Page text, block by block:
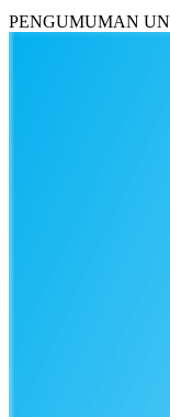
PENGUMUMAN UN